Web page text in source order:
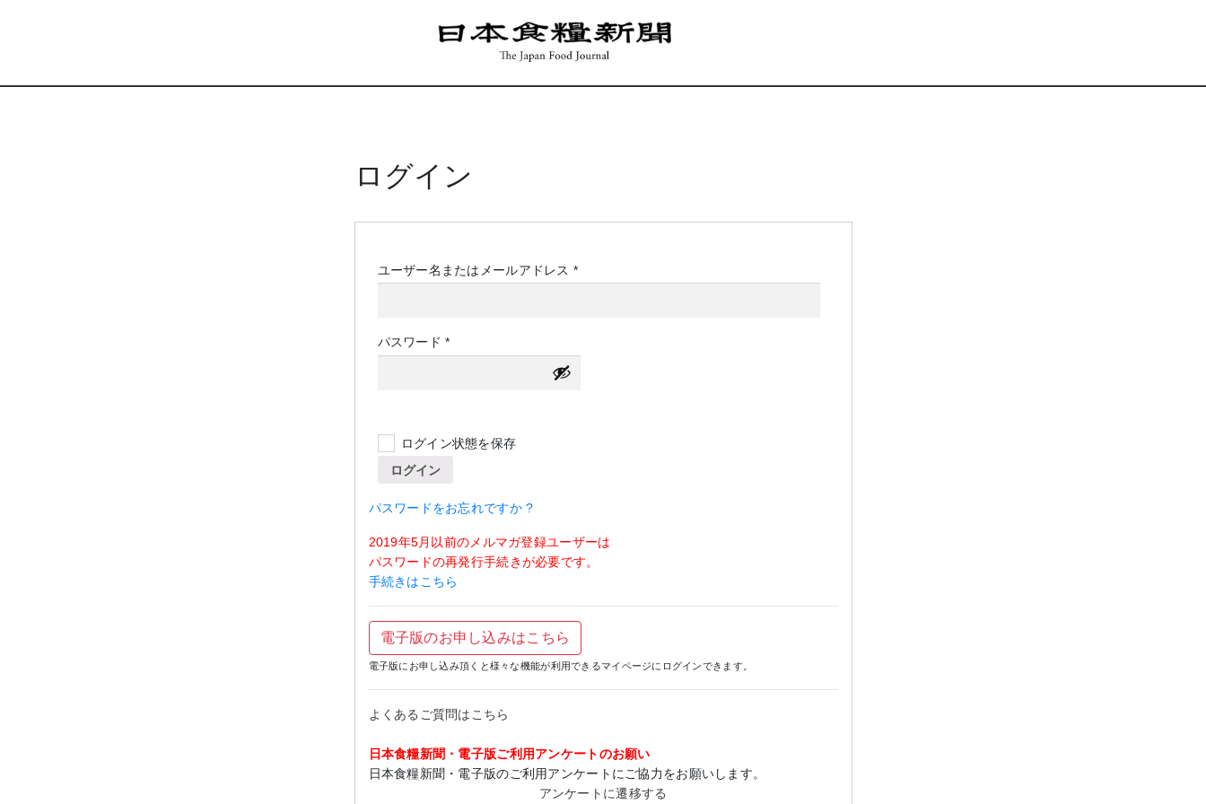
ログイン
ユーザー名またはメールアドレス *必
パスワード*必
須
ログイン状態を保存
ログイン
パスワードをお忘れですか ?
2019年5月以前のメルマガ登録ユーザーは
パスワードの再発行手続きが必要です。
手続きはこちら
電子版のお申し込みはこちら
電子版にお申し込み頂くと様々な機能が利用できるマイページにログインできます。
よくあるご質問はこちら
日本食糧新聞・電子版ご利用アンケートのお願い
日本食糧新聞・電子版のご利用アンケートにご協力をお願いします。
アンケートに遷移する